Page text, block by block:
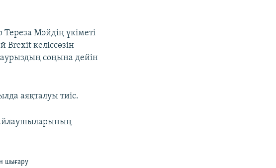
Мэйдің үкіметі
Brexit келіссөзін
соңына дейін
аяқталуы тиіс.
шығару